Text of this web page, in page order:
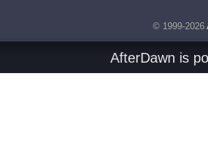
© 1999-2026
AfterDawn is